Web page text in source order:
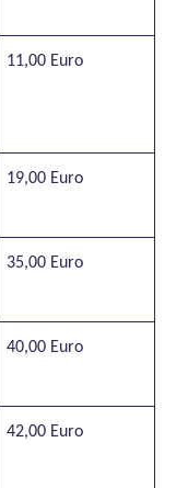
11,00 Euro
19,00 Euro
35,00 Euro
40,00 Euro
42,00 Euro